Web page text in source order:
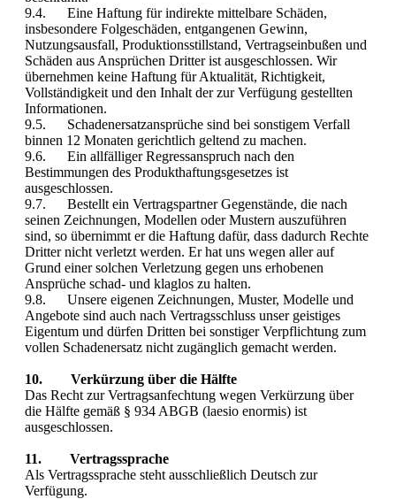
9.4. Eine Haftung für indirekte mittelbare Schäden,
insbesondere Folgeschäden, entgangenen Gewinn,
Nutzungsausfall, Produktionsstillstand, Vertragseinbußen und
Schäden aus Ansprüchen Dritter ist ausgeschlossen. Wir
übernehmen keine Haftung für Aktualität, Richtigkeit,
Vollständigkeit und den Inhalt der zur Verfügung gestellten
Informationen.
9.5. Schadenersatzansprüche sind bei sonstigem Verfall
binnen 12 Monaten gerichtlich geltend zu machen.
9.6. Ein allfälliger Regressanspruch nach den
Bestimmungen des Produkthaftungsgesetzes ist
ausgeschlossen.
9.7. Bestellt ein Vertragspartner Gegenstände, die nach
seinen Zeichnungen, Modellen oder Mustern auszuführen
sind, so übernimmt er die Haftung dafür, dass dadurch Rechte
Dritter nicht verletzt werden. Er hat uns wegen aller auf
Grund einer solchen Verletzung gegen uns erhobenen
Ansprüche schad- und klaglos zu halten.
9.8. Unsere eigenen Zeichnungen, Muster, Modelle und
Angebote sind auch nach Vertragsschluss unser geistiges
Eigentum und dürfen Dritten bei sonstiger Verpflichtung zum
vollen Schadenersatz nicht zugänglich gemacht werden.
10. Verkürzung über die Hälfte
Das Recht zur Vertragsanfechtung wegen Verkürzung über
die Hälfte gemäß § 934 ABGB (laesio enormis) ist
ausgeschlossen.
11. Vertragssprache
Als Vertragssprache steht ausschließlich Deutsch zur
Verfügung.